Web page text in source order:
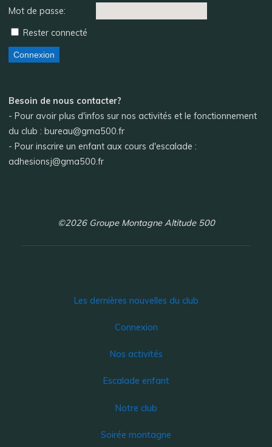
Mot de passe:
Rester connecté
Connexion
Besoin de nous contacter?
- Pour avoir plus d'infos sur nos activités et le fonctionnement
du club : bureau@gma500.fr
- Pour inscrire un enfant aux cours d'escalade :
adhesionsj@gma500.fr
©2026 Groupe Montagne Altitude 500
Les dernières nouvelles du club
Connexion
Nos activités
Escalade enfant
Notre club
Soirée montagne